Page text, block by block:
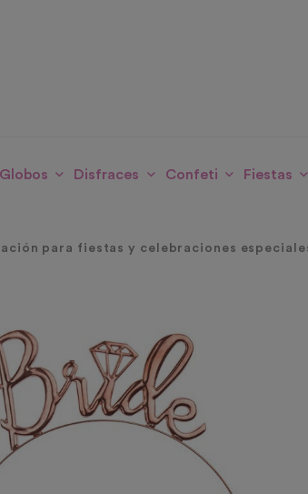
Globos Disfraces Confeti Fiestas
para fiestas y celebraciones